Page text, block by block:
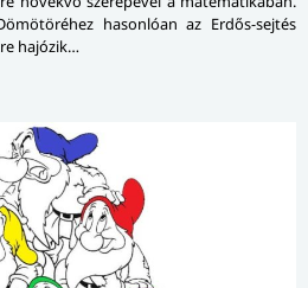
hasonlóan az Erdős-sejtés
hajózik…